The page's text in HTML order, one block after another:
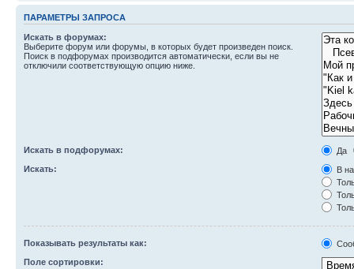
ПАРАМЕТРЫ ЗАПРОСА
Искать в форумах:
Выберите форум или форумы, в которых будет произведен поиск.
Поиск в подфорумах производится автоматически, если вы не
отключили соответствующую опцию ниже.
Искать в подфорумах:
Да
Искать:
В
Показывать результаты как:
Поле сортировки: